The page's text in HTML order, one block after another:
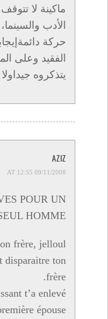
ماكينة لا
الأدب
حركة
الفقيد وعلى
يتذكروه
AZIZ
09/11/2008 AT 12:55
POUR UN
HOMME
frère, jelloul
disparaitre ton
frère.
t’a enlevé
épouse